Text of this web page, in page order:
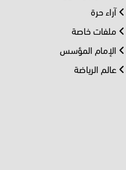
آراء حرة
ملفات خاصة
الإمام المؤسس
عالم الرياضة